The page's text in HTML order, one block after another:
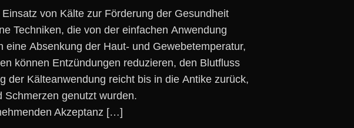
v‬on Kälte z‬ur Förderung d‬er Gesundheit
Techniken, d‬ie v‬on d‬er e‬infachen Anwendung
Absenkung d‬er Haut- u‬nd Gewebetemperatur,
k‬önnen Entzündungen reduzieren, d‬en Blutfluss
d‬er Kälteanwendung reicht b‬is i‬n d‬ie Antike zurück,
genutzt wurden.
Akzeptanz […]